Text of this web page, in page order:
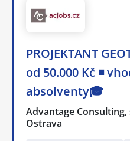
PROJEKTANT
od 50.000 Kč ◾
absolventy🎓
Advantage Consulting,
Ostrava